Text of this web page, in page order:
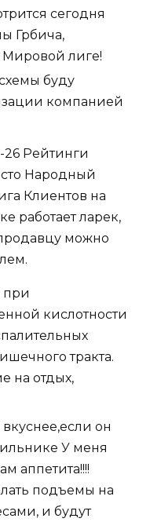
сегодня
Грбича,
лиге!
буду
компанией
Рейтинги
Народный
Клиентов на
работает ларек,
можно
при
кислотности
тракта.
на отдых,
он
У меня
аппетита!!!!
подъемы на
и будут